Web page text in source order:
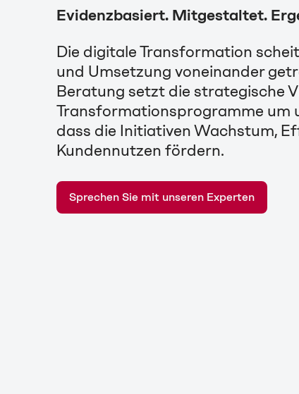
Evidenzbasiert. Mitgestaltet.
Die digitale Transformation
und Umsetzung voneinander
Beratung setzt die strategische
Transformationsprogramme um
dass die Initiativen Wachstum,
Kundennutzen fördern.
Sprechen Sie mit unseren Experten